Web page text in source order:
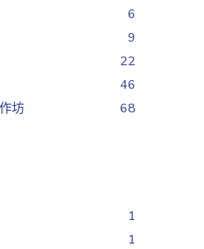
6
9
22
46
坊
68
1
1